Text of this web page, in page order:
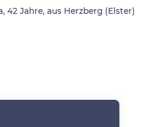
42 Jahre, aus Herzberg (Elster)